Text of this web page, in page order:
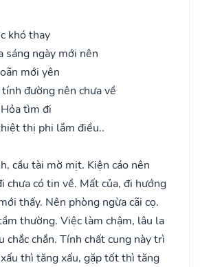
khó thay
sáng ngày mới nên
mới yên
đường nên chưa về
tìm đi
thị phi lắm điều..
cầu tài mờ mịt. Kiện cáo nên
chưa có tin về. Mất của, đi hướng
thấy. Nên phòng ngừa cãi cọ.
thường. Việc làm chậm, lâu la
chắc chắn. Tính chất cung này trì
thì tăng xấu, gặp tốt thì tăng